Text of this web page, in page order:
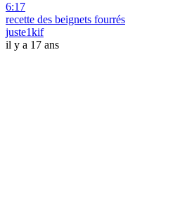
6:17
recette des beignets fourrés
juste1kif
il y a 17 ans